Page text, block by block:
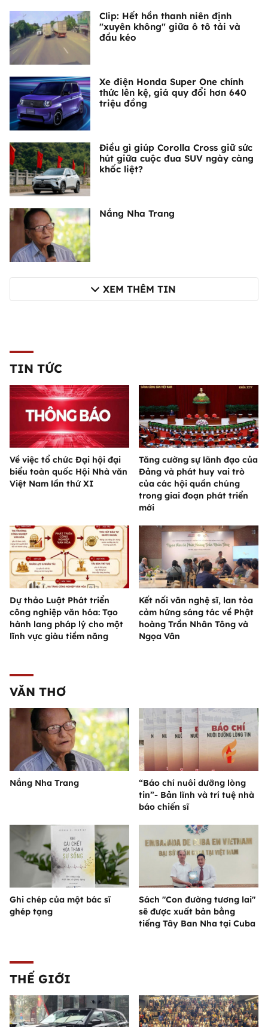
Clip: Hết hồn thanh niên định
"xuyên không" giữa ô tô tải và
đầu kéo
Xe điện Honda Super One chính
thức lên kệ, giá quy đổi hơn 640
triệu đồng
Điều gì giúp Corolla Cross giữ sức
hút giữa cuộc đua SUV ngày càng
khốc liệt?
Nắng Nha Trang
XEM THÊM TIN
TIN TỨC
Về việc tổ chức Đại hội đại
biểu toàn quốc Hội Nhà văn
Việt Nam lần thứ XI
Tăng cường sự lãnh đạo của
Đảng và phát huy vai trò
của các hội quần chúng
trong giai đoạn phát triển
mới
Dự thảo Luật Phát triển
công nghiệp văn hóa: Tạo
hành lang pháp lý cho một
lĩnh vực giàu tiềm năng
Kết nối văn nghệ sĩ, lan tỏa
cảm hứng sáng tác về Phật
hoàng Trần Nhân Tông và
Ngọa Vân
VĂN THƠ
Nắng Nha Trang
“Báo chí nuôi dưỡng lòng
tin”- Bản lĩnh và trí tuệ nhà
báo chiến sĩ
Ghi chép của một bác sĩ
ghép tạng
Sách "Con đường tương lai"
sẽ được xuất bản bằng
tiếng Tây Ban Nha tại Cuba
THẾ GIỚI